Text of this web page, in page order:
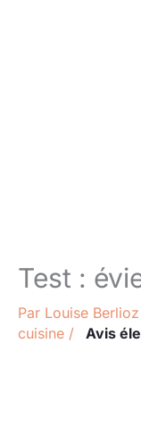
Test :
Par Louise Berlioz
cuisine / Avis